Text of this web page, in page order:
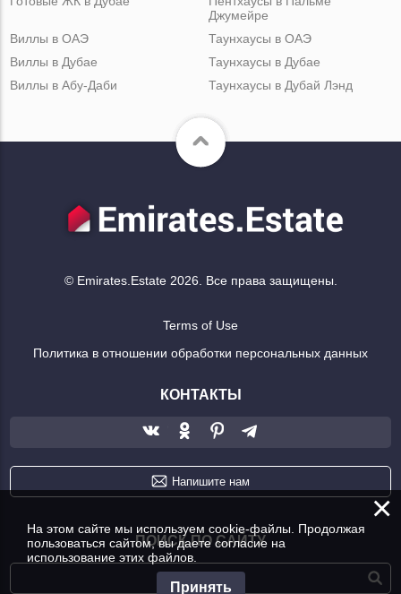
Джумейре
Виллы в ОАЭ
Виллы в Дубае
Виллы в Абу-Даби
Таунхаусы в ОАЭ
Таунхаусы в Дубае
Таунхаусы в Дубай Лэнд
© Emirates.Estate 2026. Все права защищены.
Terms of Use
Политика в отношении обработки персональных данных
КОНТАКТЫ
Напишите нам
ПОИСК ПО САЙТУ
×
На этом сайте мы используем cookie-файлы. Продолжая
пользоваться сайтом, вы даете согласие на
использование этих файлов.
Принять